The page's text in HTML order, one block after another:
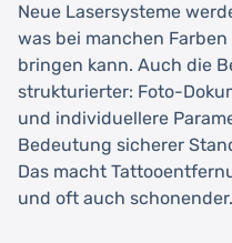
Neue Lasersysteme
was bei manchen
bringen kann. Auch die
strukturierter: Foto-
und individuellere
Bedeutung sicherer
Das macht
und oft auch schonender.